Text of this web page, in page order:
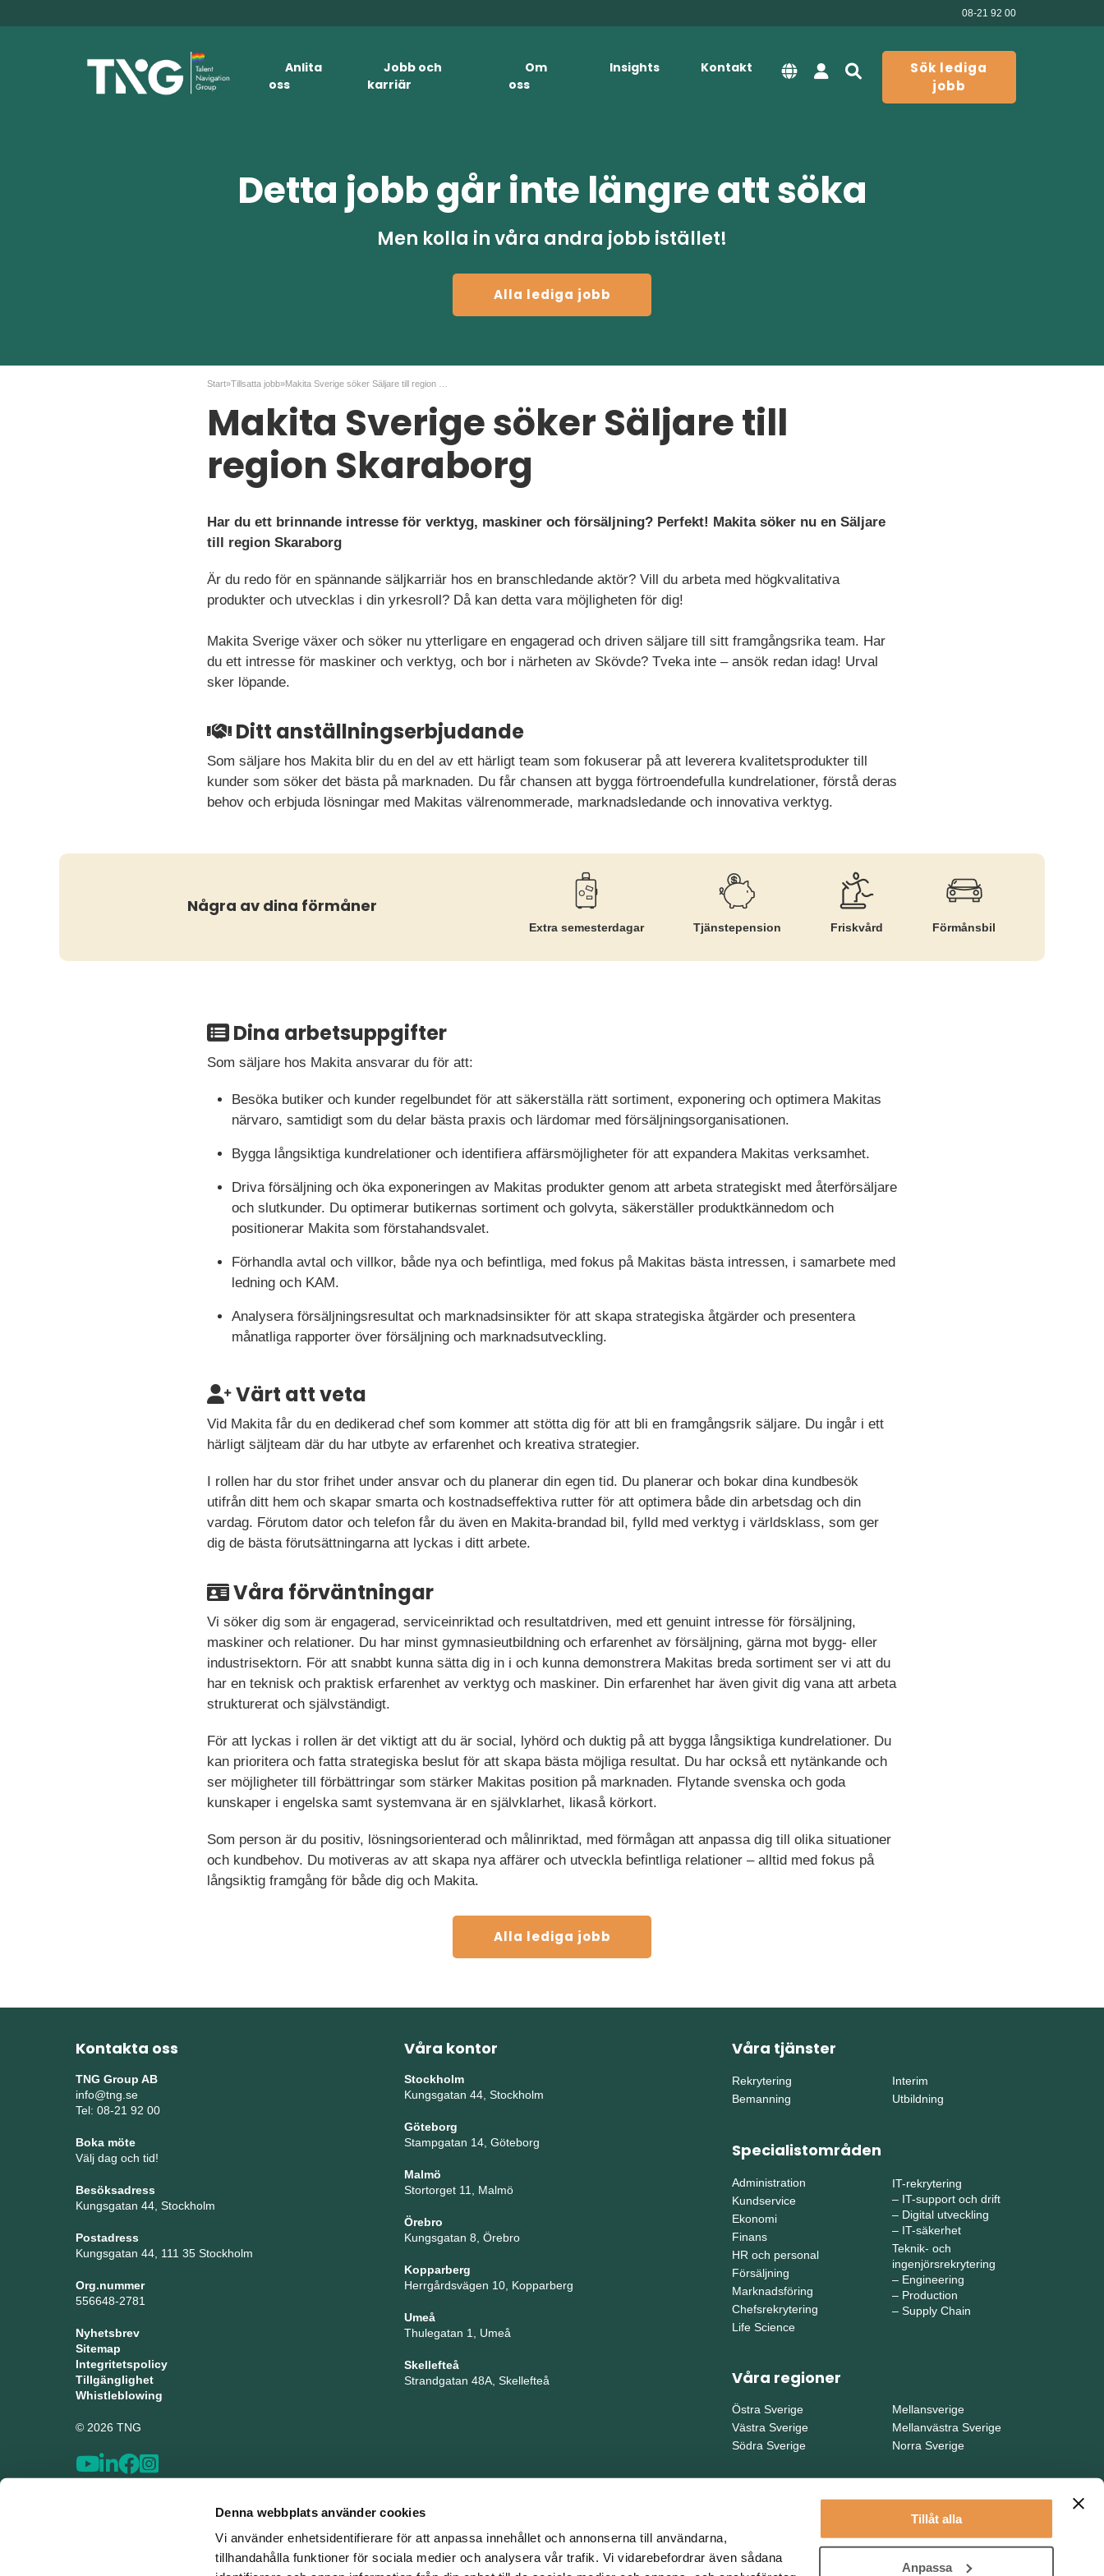
Denna webbplats använder cookies
Vi använder enhetsidentifierare för att anpassa innehållet och annonserna till användarna,
tillhandahålla funktioner för sociala medier och analysera vår trafik. Vi vidarebefordrar även sådana
Tillåt alla
Anpassa
08-21 92 00
Anlita
oss
Jobb och
karriär
Om
oss
Insights Kontakt
Sök lediga
jobb
Detta jobb går inte längre att söka
Men kolla in våra andra jobb istället!
Alla lediga jobb
Start»Tillsatta jobb»
Makita Sverige söker Säljare till
region Skaraborg
Har du ett brinnande intresse för verktyg, maskiner och försäljning? Perfekt! Makita söker nu en Säljare
till region Skaraborg
Är du redo för en spännande säljkarriär hos en branschledande aktör? Vill du arbeta med högkvalitativa
produkter och utvecklas i din yrkesroll? Då kan detta vara möjligheten för dig!
Makita Sverige växer och söker nu ytterligare en engagerad och driven säljare till sitt framgångsrika team. Har
du ett intresse för maskiner och verktyg, och bor i närheten av Skövde? Tveka inte – ansök redan idag! Urval
sker löpande.
Ditt anställningserbjudande
Som säljare hos Makita blir du en del av ett härligt team som fokuserar på att leverera kvalitetsprodukter till
kunder som söker det bästa på marknaden. Du får chansen att bygga förtroendefulla kundrelationer, förstå deras
behov och erbjuda lösningar med Makitas välrenommerade, marknadsledande och innovativa verktyg.
Några av dina förmåner
Extra semesterdagar Tjänste­pension Friskvård Förmånsbil
Dina arbetsuppgifter
Som säljare hos Makita ansvarar du för att:
Besöka butiker och kunder regelbundet för att säkerställa rätt sortiment, exponering och optimera Makitas
närvaro, samtidigt som du delar bästa praxis och lärdomar med försäljningsorganisationen.
Bygga långsiktiga kundrelationer och identifiera affärsmöjligheter för att expandera Makitas verksamhet.
Driva försäljning och öka exponeringen av Makitas produkter genom att arbeta strategiskt med återförsäljare
och slutkunder. Du optimerar butikernas sortiment och golvyta, säkerställer produktkännedom och
positionerar Makita som förstahandsvalet.
Förhandla avtal och villkor, både nya och befintliga, med fokus på Makitas bästa intressen, i samarbete med
ledning och KAM.
Analysera försäljningsresultat och marknadsinsikter för att skapa strategiska åtgärder och presentera
månatliga rapporter över försäljning och marknadsutveckling.
Värt att veta
Vid Makita får du en dedikerad chef som kommer att stötta dig för att bli en framgångsrik säljare. Du ingår i ett
härligt säljteam där du har utbyte av erfarenhet och kreativa strategier.
I rollen har du stor frihet under ansvar och du planerar din egen tid. Du planerar och bokar dina kundbesök
utifrån ditt hem och skapar smarta och kostnadseffektiva rutter för att optimera både din arbetsdag och din
vardag. Förutom dator och telefon får du även en Makita-brandad bil, fylld med verktyg i världsklass, som ger
dig de bästa förutsättningarna att lyckas i ditt arbete.
Våra förväntningar
Vi söker dig som är engagerad, serviceinriktad och resultatdriven, med ett genuint intresse för försäljning,
maskiner och relationer. Du har minst gymnasieutbildning och erfarenhet av försäljning, gärna mot bygg- eller
industrisektorn. För att snabbt kunna sätta dig in i och kunna demonstrera Makitas breda sortiment ser vi att du
har en teknisk och praktisk erfarenhet av verktyg och maskiner. Din erfarenhet har även givit dig vana att arbeta
strukturerat och självständigt.
För att lyckas i rollen är det viktigt att du är social, lyhörd och duktig på att bygga långsiktiga kundrelationer. Du
kan prioritera och fatta strategiska beslut för att skapa bästa möjliga resultat. Du har också ett nytänkande och
ser möjligheter till förbättringar som stärker Makitas position på marknaden. Flytande svenska och goda
kunskaper i engelska samt systemvana är en självklarhet, likaså körkort.
Som person är du positiv, lösningsorienterad och målinriktad, med förmågan att anpassa dig till olika situationer
och kundbehov. Du motiveras av att skapa nya affärer och utveckla befintliga relationer – alltid med fokus på
långsiktig framgång för både dig och Makita.
Alla lediga jobb
Kontakta oss
TNG Group AB
info@tng.se
Tel: 08-21 92 00
Boka möte
Välj dag och tid!
Besöksadress
Kungsgatan 44, Stockholm
Postadress
Kungsgatan 44, 111 35 Stockholm
Org.nummer
556648-2781
Nyhetsbrev
Sitemap
Integritetspolicy
Tillgänglighet
Whistleblowing
© 2026 TNG
Våra kontor
Stockholm
Kungsgatan 44, Stockholm
Göteborg
Stampgatan 14, Göteborg
Malmö
Stortorget 11, Malmö
Örebro
Kungsgatan 8, Örebro
Kopparberg
Herrgårdsvägen 10, Kopparberg
Umeå
Thulegatan 1, Umeå
Skellefteå
Strandgatan 48A, Skellefteå
Våra tjänster
Rekrytering
Bemanning
Interim
Utbildning
Specialistområden
Administration
Kundservice
Ekonomi
Finans
HR och personal
Försäljning
Marknadsföring
Chefsrekrytering
Life Science
IT-rekrytering
– IT-support och drift
– Digital utveckling
– IT-säkerhet
Teknik- och
ingenjörsrekrytering
– Engineering
– Production
– Supply Chain
Våra regioner
Östra Sverige
Västra Sverige
Södra Sverige
Mellansverige
Mellanvästra Sverige
Norra Sverige